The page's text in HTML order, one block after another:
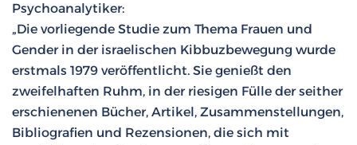
Psychoanalytiker:
„Die vorliegende Studie zum Thema Frauen und
Gender in der israelischen Kibbuzbewegung wurde
erstmals 1979 veröffentlicht. Sie genießt den
zweifelhaften Ruhm, in der riesigen Fülle der seither
erschienenen Bücher, Artikel, Zusammenstellungen,
Bibliografien und Rezensionen, die sich mit